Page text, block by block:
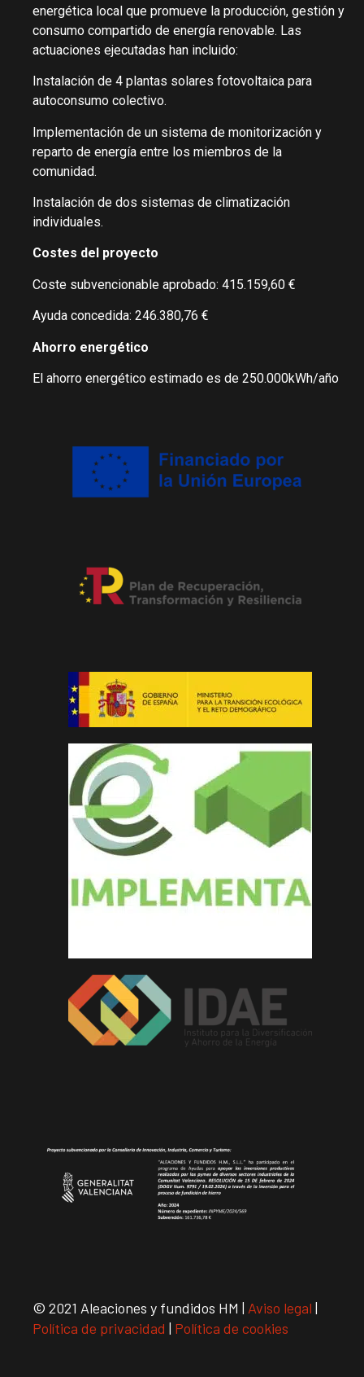
energética local que promueve la producción, gestión y
consumo compartido de energía renovable. Las
actuaciones ejecutadas han incluido:
Instalación de 4 plantas solares fotovoltaica para
autoconsumo colectivo.
Implementación de un sistema de monitorización y
reparto de energía entre los miembros de la
comunidad.
Instalación de dos sistemas de climatización
individuales.
Costes del proyecto
Coste subvencionable aprobado: 415.159,60 €
Ayuda concedida: 246.380,76 €
Ahorro energético
El ahorro energético estimado es de 250.000kWh/año
© 2021 Aleaciones y fundidos HM | Aviso legal |
Política de privacidad | Política de cookies